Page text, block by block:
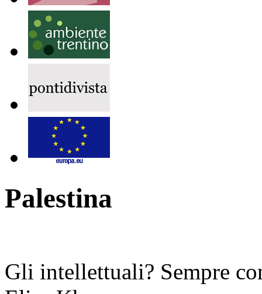
Palestina
Gli intellettuali? Sempre